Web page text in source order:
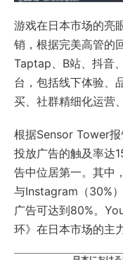
游戏在日本市场的亮
销，根据完美高管的
Taptap 、B站、抖
台，包括线下体验、
买、社群精细化运营
根据Sensor Tower
投放广告的触及率达
告中位居第一。其中
与Instagram（30%
广告可达到80%。
环》在日本市场的主